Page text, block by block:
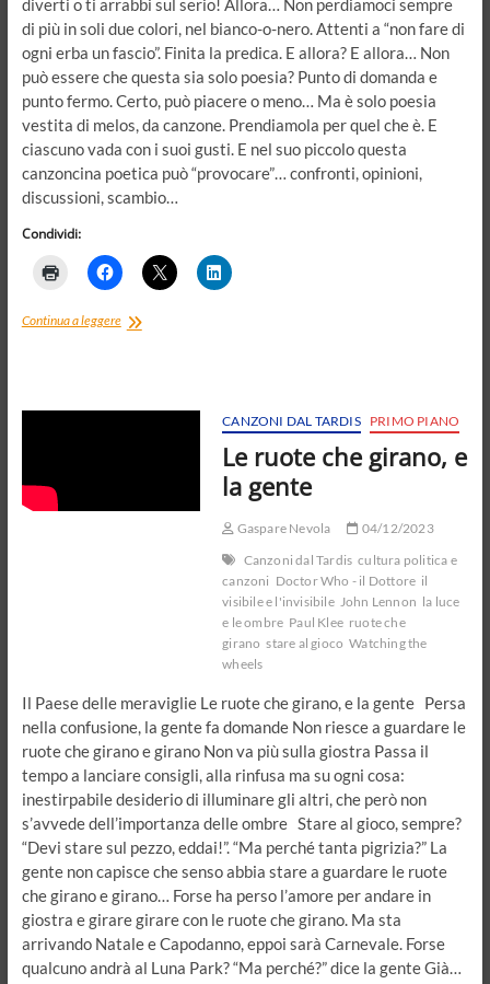
diverti o ti arrabbi sul serio! Allora… Non perdiamoci sempre
di più in soli due colori, nel bianco-o-nero. Attenti a “non fare di
ogni erba un fascio”. Finita la predica. E allora? E allora… Non
può essere che questa sia solo poesia? Punto di domanda e
punto fermo. Certo, può piacere o meno… Ma è solo poesia
vestita di melos, da canzone. Prendiamola per quel che è. E
ciascuno vada con i suoi gusti. E nel suo piccolo questa
canzoncina poetica può “provocare”… confronti, opinioni,
discussioni, scambio…
Condividi:
Continua a leggereTra
del
CANZONI DAL TARDIS PRIMO PIANO
Le ruote che girano, e
la gente
Gaspare Nevola
04/12/2023
Canzoni dal Tardis cultura politica e
canzoni Doctor Who - il Dottore il
visibile e l'invisibile John Lennon la luce
e le ombre Paul Klee ruote che
girano stare al gioco Watching the
wheels
Il Paese delle meraviglie Le ruote che girano, e la gente Persa
nella confusione, la gente fa domande Non riesce a guardare le
ruote che girano e girano Non va più sulla giostra Passa il
tempo a lanciare consigli, alla rinfusa ma su ogni cosa:
inestirpabile desiderio di illuminare gli altri, che però non
s’avvede dell’importanza delle ombre Stare al gioco, sempre?
“Devi stare sul pezzo, eddai!”. “Ma perché tanta pigrizia?” La
gente non capisce che senso abbia stare a guardare le ruote
che girano e girano… Forse ha perso l’amore per andare in
giostra e girare girare con le ruote che girano. Ma sta
arrivando Natale e Capodanno, eppoi sarà Carnevale. Forse
qualcuno andrà al Luna Park? “Ma perché?” dice la gente Già…